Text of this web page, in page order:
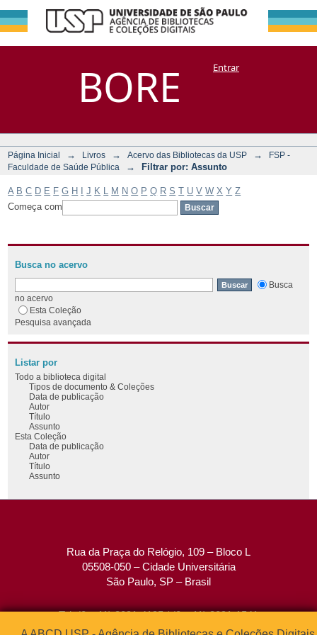
BORE
Filtrar por:
Assunto
DSpace/Manakin + CoriscoEntrar
Página Inicial → Livros → Acervo das Bibliotecas da USP →
FSP -
Faculdade de Saúde Pública
→ Filtrar por: Assunto
A B C D E F G H J K M N O P Q R S T U V W X Y Z
Começa com
Busca no acervo
Busca
no acervo
Esta Coleção
Pesquisa avançada
Listar por
Todo a biblioteca digital
Tipos de documento & Coleções
Data de publicação
Autor
Título
Assunto
Esta Coleção
Data de publicação
Autor
Título
Assunto
Rua da Praça do Relógio, 109 – Bloco L
05508-050 – Cidade Universitária
São Paulo, SP – Brasil
Tel: (0xx11) 3091-4195 / (0xx11) 3091-1541
Fax: (0xx11) 3091-1567